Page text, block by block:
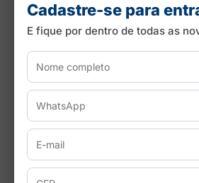
Cadastre-se para
E fique por dentro de todas as